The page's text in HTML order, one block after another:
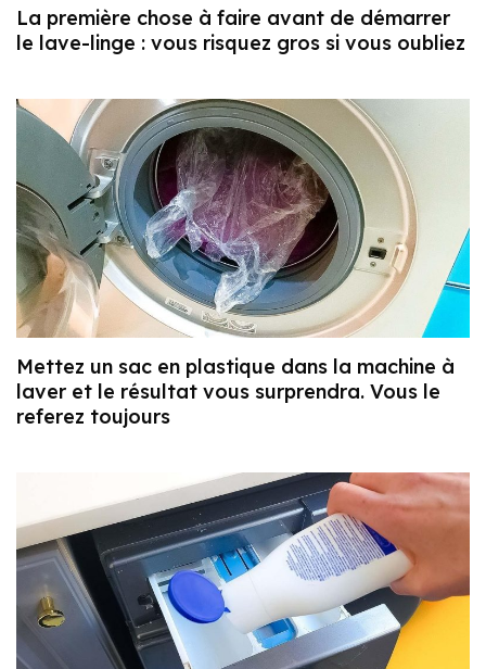
La première chose à faire avant de démarrer
le lave-linge : vous risquez gros si vous oubliez
Mettez un sac en plastique dans la machine à
laver et le résultat vous surprendra. Vous le
referez toujours